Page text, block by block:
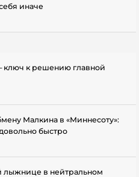
иначе
ключ к решению главной
Малкина в «Миннесоту»:
быстро
лыжнице в нейтральном